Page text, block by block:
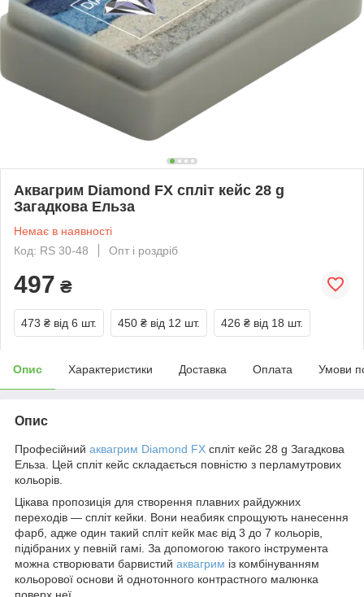
Аквагрим Diamond FX спліт кейс 28 g
Загадкова Ельза
Немає в наявності
Код: RS 30-48
Опт і роздріб
497 ₴
473 ₴ від 6 шт. 450 ₴ від 12 шт. 426 ₴ від 18 шт.
Опис Характеристики Доставка Оплата Умови
Опис
Професійний аквагрим Diamond FX спліт кейс 28 g Загадкова
Ельза. Цей спліт кейс складається повністю з перламутрових
кольорів.
Цікава пропозиція для створення плавних райдужних
переходів — спліт кейки. Вони неабияк спрощують нанесення
фарб, адже один такий спліт кейк має від 3 до 7 кольорів,
підібраних у певній гамі. За допомогою такого інструмента
можна створювати барвистий аквагрим із комбінуванням
кольорової основи й однотонного контрастного малюнка
поверх неї.